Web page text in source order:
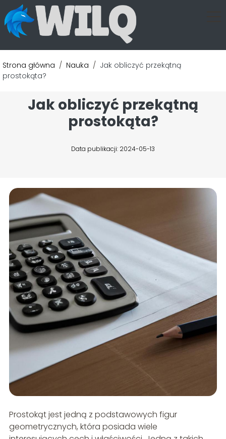
Strona główna / Nauka / Jak obliczyć przekątną
prostokąta?
Jak obliczyć przekątną
prostokąta?
Data publikacji: 2024-05-13
Prostokąt jest jedną z podstawowych figur
geometrycznych, która posiada wiele